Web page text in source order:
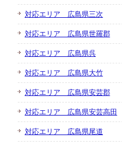
対応エリア 広島県三次
対応エリア 広島県世羅郡
対応エリア 広島県呉
対応エリア 広島県大竹
対応エリア 広島県安芸郡
対応エリア 広島県安芸高田
対応エリア 広島県尾道